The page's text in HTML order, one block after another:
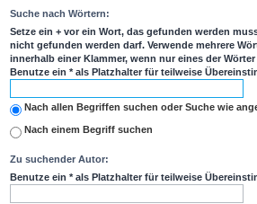
Suche nach Wörtern:
Setze ein + vor ein Wort, das gefunden werden
nicht gefunden werden darf. Verwende mehrere
innerhalb einer Klammer, wenn nur eines der
Benutze ein * als Platzhalter für teilweise
Nach allen Begriffen suchen oder Suche wie
Nach einem Begriff suchen
Zu suchender Autor:
Benutze ein * als Platzhalter für teilweise